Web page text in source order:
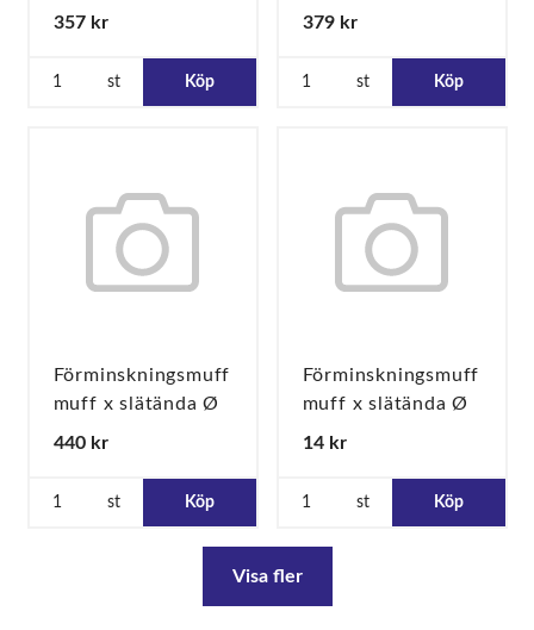
108 x 66,7
357 kr
st Köp
108 x 76,1
379 kr
st Köp
Förminskningsmuff
muff x slätända Ø
108 x 88,9
440 kr
st Köp
Förminskningsmuff
muff x slätända Ø
15 x 12
14 kr
st Köp
Visa fler